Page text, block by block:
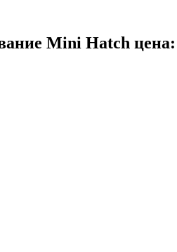
Mini Hatch цена: